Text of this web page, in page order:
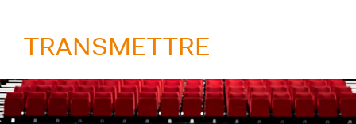
TRANSMETTRE